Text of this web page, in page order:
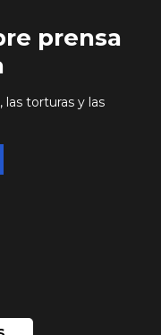
prensa
las torturas y las